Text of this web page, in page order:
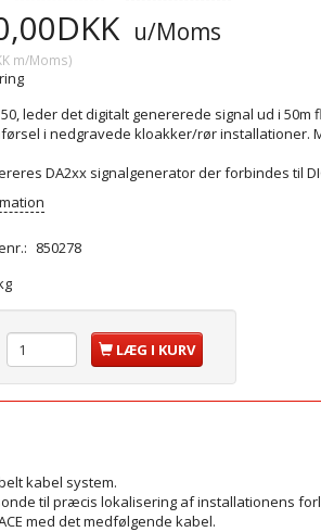
u/Moms
m/Moms)
50, leder det digitalt genererede signal ud i
i nedgravede kloakker/rør
DA2xx signalgenerator der forbindes til
850278
LÆG I KURV
kabel system.
til præcis lokalisering af installationens
med det medfølgende kabel.